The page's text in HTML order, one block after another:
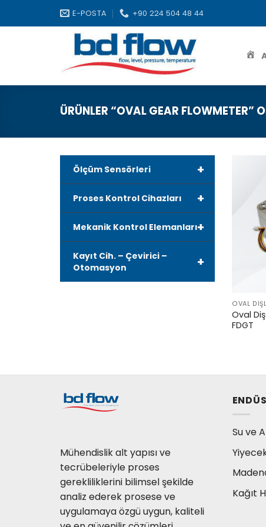
E-POSTA +90 224 504 48 44
ÜRÜNLER “OVAL GEAR FLOWMETER”
+
Ölçüm Sensörleri
+
Proses Kontrol Cihazları
+
Mekanik Kontrol Elemanları
+
Kayıt Cih. – Çevirici –
Otomasyon
OVAL
Oval
FDGT
Mühendislik alt yapısı ve
tecrübeleriyle proses
gerekliliklerini bilimsel şekilde
analiz ederek prosese ve
uygulamaya özgü uygun, kaliteli
Su ve
Kağıt